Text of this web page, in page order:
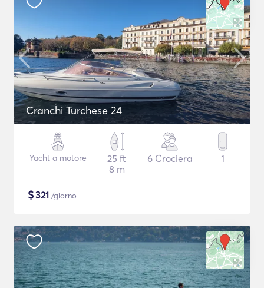
Cranchi Turchese 24
Yacht a motore
25 ft
8 m
6 Crociera 1
$321 /giorno